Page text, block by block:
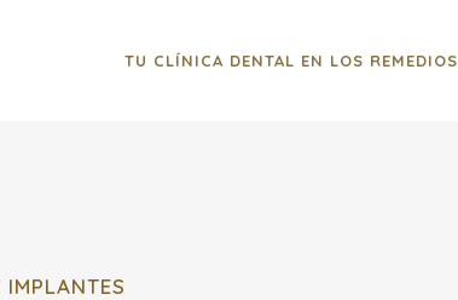
TU CLÍNICA DENTAL EN LOS REMEDIOS